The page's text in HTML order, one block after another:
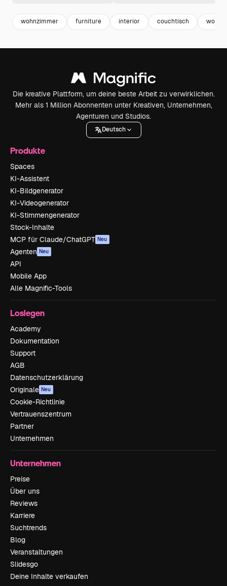
wohnzimmer furniture interior couchtisch
Die kreative Plattform, um deine beste Arbeit zu verwirklichen.
Mehr als 1 Million Abonnenten unter Kreativen, Unternehmen,
Agenturen und Studios.
Deutsch
Produkte
Spaces
KI-Assistent
KI-Bildgenerator
KI-Videogenerator
KI-Stimmengenerator
Stock-Inhalte
MCP für Claude/ChatGPT Neu
Agenten Neu
API
Mobile App
Alle Magnific-Tools
Loslegen
Academy
Dokumentation
Support
AGB
Datenschutzerklärung
Originale Neu
Cookie-Richtlinie
Vertrauenszentrum
Partner
Unternehmen
Unternehmen
Preise
Über uns
Reviews
Karriere
Suchtrends
Blog
Veranstaltungen
Slidesgo
Deine Inhalte verkaufen